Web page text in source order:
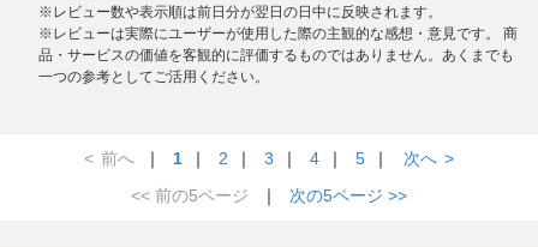
※レビュー数や表示順は前日分が翌日の日中に反映されます。
※レビューは実際にユーザーが使用した際の主観的な感想・意見です。 商
品・サービスの価値を客観的に評価するものではありません。あくまでも
一つの参考としてご活用ください。
< 前へ ｜ 1 ｜ 2 ｜ 3 ｜ 4 ｜ 5 ｜ 次へ >
<< 前の5ページ
｜ 次の5ページ >>